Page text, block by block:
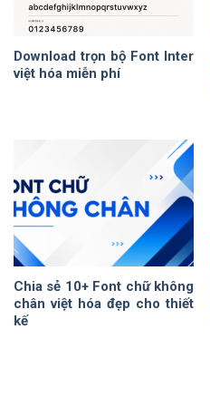
Download trọn bộ Font Inter
việt hóa miễn phí
Chia sẻ 10+ Font chữ không
chân việt hóa đẹp cho thiết
kế